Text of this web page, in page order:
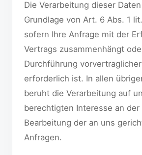
Die Verarbeitung dieser
Grundlage von Art. 6 Abs. 1
sofern Ihre Anfrage mit der
Vertrags zusammenhängt
Durchführung
erforderlich ist. In allen
beruht die Verarbeitung auf
berechtigten Interesse an
Bearbeitung der an uns
Anfragen.